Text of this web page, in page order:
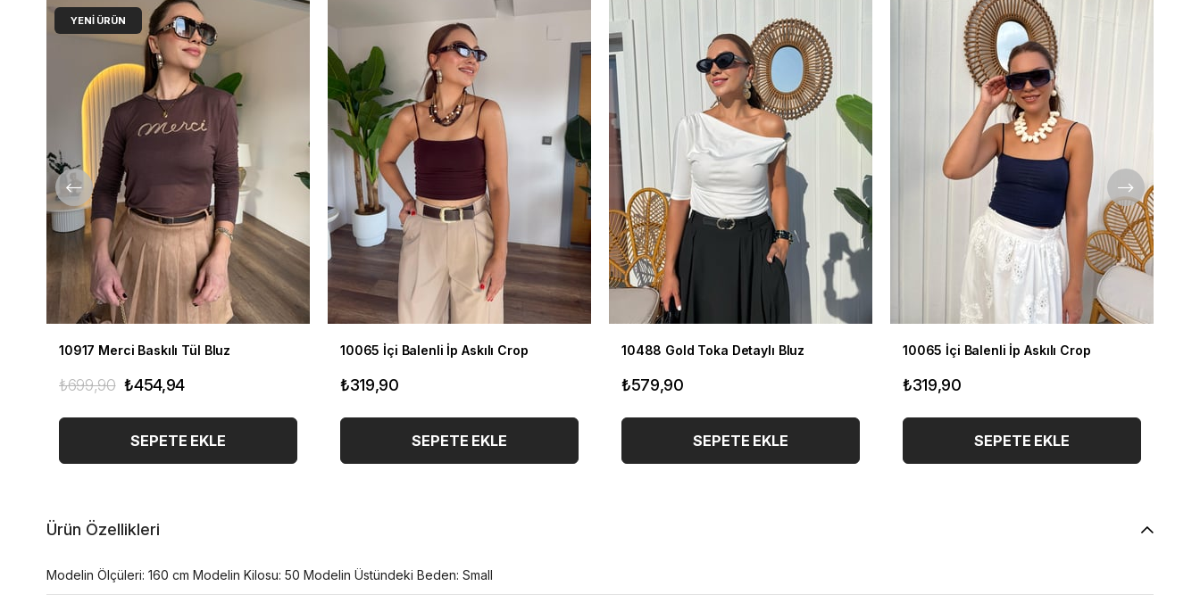
10917 Merci Baskılı Tül Bluz
₺454,94
₺699,90
SEPETE EKLE
YENI ÜRÜN
10065 İçi Balenli İp Askılı Crop
₺319,90
SEPETE EKLE
10488 Gold Toka Detaylı Bluz
₺579,90
SEPETE EKLE
10065 İçi Balenli İp Askılı Crop
₺319,90
SEPETE EKLE
Ürün Özellikleri
Modelin Ölçüleri: 160 cm Modelin Kilosu: 50 Modelin Üstündeki Beden: Small